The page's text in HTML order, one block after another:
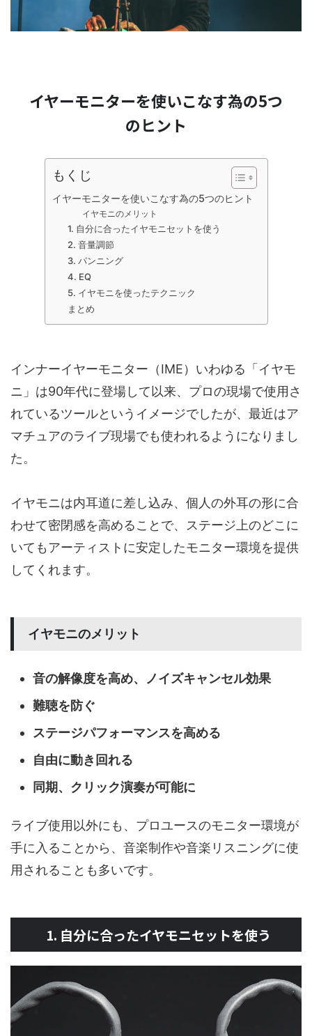
イヤーモニターを使いこなす為の5つ
のヒント
もくじ
イヤーモニターを使いこなす為の5つのヒント
イヤモニのメリット
1. 自分に合ったイヤモニセットを使う
2. 音量調節
3. パンニング
4. EQ
5. イヤモニを使ったテクニック
まとめ
インナーイヤーモニター（IME）いわゆる「イヤモ
ニ」は90年代に登場して以来、プロの現場で使用さ
れているツールというイメージでしたが、最近はア
マチュアのライブ現場でも使われるようになりまし
た。
イヤモニは内耳道に差し込み、個人の外耳の形に合
わせて密閉感を高めることで、ステージ上のどこに
いてもアーティストに安定したモニター環境を提供
してくれます。
イヤモニのメリット
音の解像度を高め、ノイズキャンセル効果
難聴を防ぐ
ステージパフォーマンスを高める
自由に動き回れる
同期、クリック演奏が可能に
ライブ使用以外にも、プロユースのモニター環境が
手に入ることから、音楽制作や音楽リスニングに使
用されることも多いです。
1. 自分に合ったイヤモニセットを使う